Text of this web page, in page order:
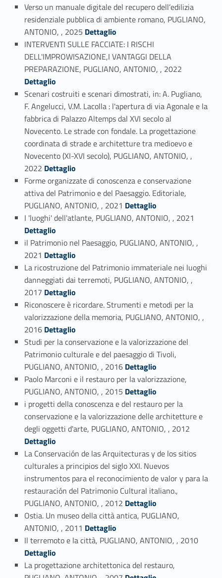
Verso un manuale digitale del recupero dell’edilizia
residenziale pubblica di ambiente romano, PUGLIANO,
ANTONIO, , 2025 Link identifier #identifier_person_174651-1Dettaglio
INTERVENTI SULLE FACCIATE: I RISCHI
DELL'IMPROWISAZIONE,I VANTAGGI DELLA
PREPARAZIONE, PUGLIANO, ANTONIO, , 2022
Dettaglio
Scenari costruiti e scenari dimostrati, in: A. Pugliano,
F. Angelucci, V.M. Lacolla : l'apertura di via Agonale e la
fabbrica di Palazzo Altemps dal XVI secolo al
Novecento. Le strade con fondale. La progettazione
coordinata di strade e architetture tra medioevo e
Novecento (XI-XVI secolo), PUGLIANO, ANTONIO, ,
2022 Link identifier #identifier_person_80847-3Dettaglio
Forme organizzate di conoscenza e conservazione
attiva del Patrimonio e del Paesaggio. Editoriale,
PUGLIANO, ANTONIO, , 2021 Link identifier #identifier_person_177079-4Dettaglio
I 'luoghi' dell'atlante, PUGLIANO, ANTONIO, , 2021
Dettaglio
il Patrimonio nel Paesaggio, PUGLIANO, ANTONIO, ,
2021 Link identifier #identifier_person_170250-6Dettaglio
La ricostruzione del Patrimonio immateriale nei luoghi
danneggiati dai terremoti, PUGLIANO, ANTONIO, ,
2017 Link identifier #identifier_person_67468-7Dettaglio
Riconoscere è ricordare. Strumenti e metodi per la
valorizzazione della memoria, PUGLIANO, ANTONIO, ,
2016 Link identifier #identifier_person_161649-8Dettaglio
Studi per la conservazione e la valorizzazione del
Patrimonio culturale e del paesaggio di Tivoli,
PUGLIANO, ANTONIO, , 2016 Link identifier #identifier_person_13003-9Dettaglio
Paolo Marconi e il restauro per la valorizzazione,
PUGLIANO, ANTONIO, , 2015 Link identifier #identifier_person_132027-10
Dettaglio
i progetti della conoscenza e del restauro per la
conservazione e la valorizzazione delle architetture e
degli oggetti d'arte, PUGLIANO, ANTONIO, , 2012
Dettaglio
La Conservación de las Arquitecturas y de los sitios
culturales a principios del siglo XXI. Nuevos
instrumentos para el reconocimiento de valor y para la
restauración del Patrimonio Cultural italiano.,
PUGLIANO, ANTONIO, , 2012 Link identifier #identifier_person_53141-12
Dettaglio
Ostia. Un museo della città antica, PUGLIANO,
ANTONIO, , 2011 Link identifier #identifier_person_52500-13
Dettaglio
Il terremoto e la città, PUGLIANO, ANTONIO, , 2010
Dettaglio
La progettazione architettonica del restauro,
Link identifier #identifier_person_95291-15